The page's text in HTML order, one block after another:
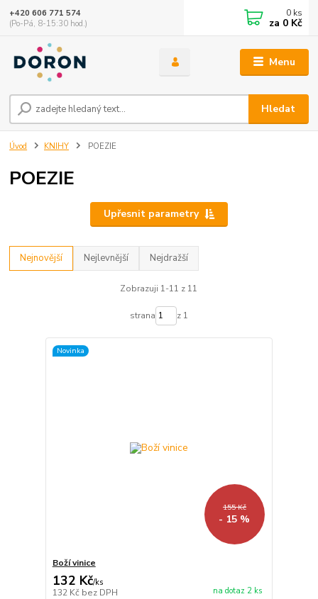
Menu
Hledat
+420 606 771 574
(Po-Pá, 8-15:30 hod.)
0 ks
za 0 Kč
Úvod KNIHY POEZIE
POEZIE
Upřesnit parametry
Nejnovější Nejlevnější Nejdražší
Zobrazuji 1-11 z 11
strana z 1
Novinka
155 Kč
- 15 %
Boží vinice
132 Kč/ks
132 Kč bez DPH na dotaz 2 ks